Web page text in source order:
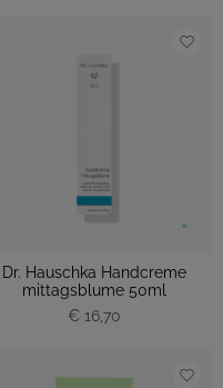
Dr. Hauschka Handcreme
mittagsblume 50ml
€ 16,70